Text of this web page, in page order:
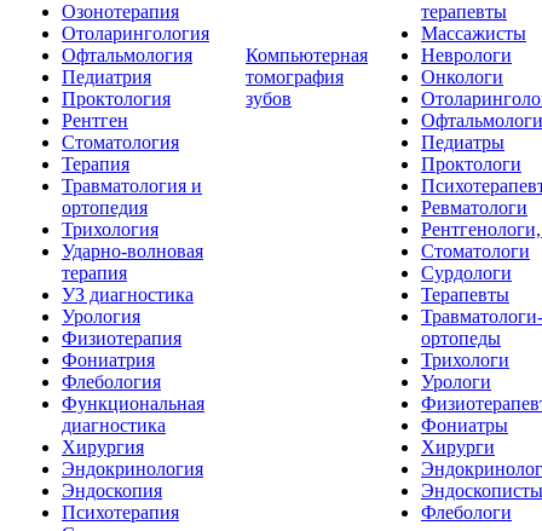
Озонотерапия
Отоларингология
Офтальмология
Педиатрия
Проктология
Рентген
Стоматология
Терапия
Травматология и
ортопедия
Трихология
Ударно-волновая
терапия
УЗ диагностика
Урология
Физиотерапия
Фониатрия
Флебология
Функциональная
диагностика
Хирургия
Эндокринология
Эндоскопия
Психотерапия
Компьютерная
томография
зубов
терапевты
Массажисты
Неврологи
Онкологи
Офтальмологи
Педиатры
Проктологи
Ревматологи
Стоматологи
Сурдологи
Терапевты
Травматологи-
ортопеды
Трихологи
Урологи
Фониатры
Хирурги
Эндоскописты
Флебологи